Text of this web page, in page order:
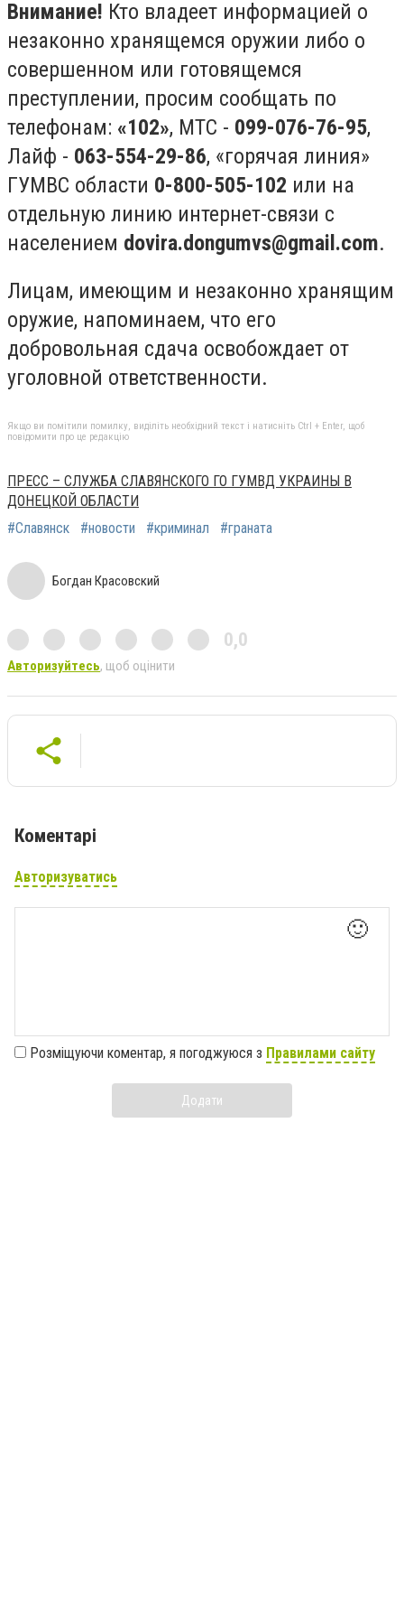
Внимание! Кто владеет информацией о
незаконно хранящемся оружии либо о
совершенном или готовящемся
преступлении, просим сообщать по
телефонам: «102», МТС - 099-076-76-95,
Лайф - 063-554-29-86, «горячая линия»
ГУМВС области 0-800-505-102 или на
отдельную линию интернет-связи с
населением dovira.dongumvs@gmail.com.
Лицам, имеющим и незаконно хранящим
оружие, напоминаем, что его
добровольная сдача освобождает от
уголовной ответственности.
Якщо ви помітили помилку, виділіть необхідний текст і натисніть Ctrl + Enter, щоб
повідомити про це редакцію
ПРЕСС – СЛУЖБА СЛАВЯНСКОГО ГО ГУМВД УКРАИНЫ В
ДОНЕЦКОЙ ОБЛАСТИ
#Славянск
#новости #криминал #граната
Богдан Красовский
0,0
Авторизуйтесь, щоб оцінити
Коментарі
Авторизуватись
🙂
Розміщуючи коментар, я погоджуюся з Правилами сайту
Додати